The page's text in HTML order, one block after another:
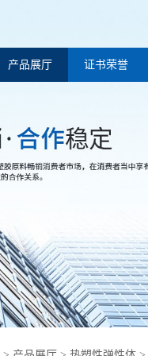
产品展厅 证书荣誉